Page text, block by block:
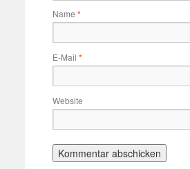
Name *
E-Mail *
Website